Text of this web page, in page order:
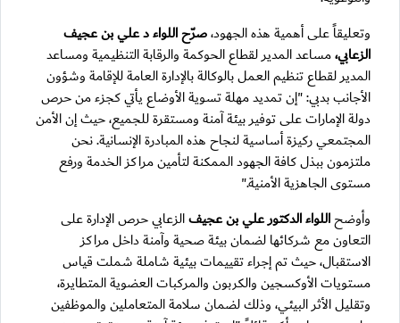
وتعليقاً على أهمية هذه الجهود،صرّح اللواء د علي بن عجيف
الزعابي،مساعد المدير لقطاع الحوكمة والرقابة التنظيمية ومساعد
المدير لقطاع تنظيم العمل بالوكالة بالإدارة العامة للإقامة وشؤون
الأجانب بدبي: "إن تمديد مهلة تسوية الأوضاع يأتي كجزء من حرص
دولة الإمارات على توفير بيئة آمنة ومستقرة للجميع، حيث إن الأمن
المجتمعي ركيزة أساسية لنجاح هذه المبادرة الإنسانية. نحن
ملتزمون ببذل كافة الجهود الممكنة لتأمين مراكز الخدمة ورفع
مستوى الجاهزية الأمنية."
وأوضحاللواء الدكتور علي بن عجيفالزعابي حرص الإدارة على
التعاون مع شركائها لضمان بيئة صحية وآمنة داخل مراكز
الاستقبال، حيث تم إجراء تقييمات بيئية شاملة شملت قياس
مستويات الأوكسجين والكربون والمركبات العضوية المتطايرة،
وتقليل الأثر البيئي، وذلك لضمان سلامة المتعاملين والموظفين